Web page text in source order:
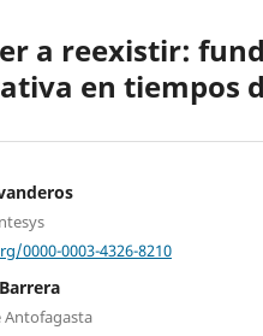
a reexistir:
en tiempos
0000-0003-4326-8210
Antofagasta